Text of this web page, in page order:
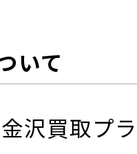
いて
金沢買取プ